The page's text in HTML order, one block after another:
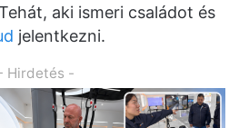
aki ismeri családot és
jelentkezni.
Hirdetés -